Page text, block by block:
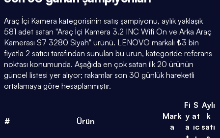
Araç İçi Kamera kategorisinin satış şampiyonu, aylık yaklaşık
581 adet satan "Araç İçi Kamera 3.2 INC Wifi Ön ve Arka Araç
Kamerası S7 3280 Siyah" ürünü. LENOVO markalı ₺3 bin
fiyatla 2 satıcı tarafından sunulan bu ürün, kategoride referans
noktası konumunda. Aşağıda en çok satan ilk 20 ürünün
güncel listesi yer alıyor; rakamlar son 30 günlük hareketli
ortalamaya göre hesaplanmıştır.
# Ürün
Mark
a
Fi
y
a
S
at
ıc
Aylı
k
satı